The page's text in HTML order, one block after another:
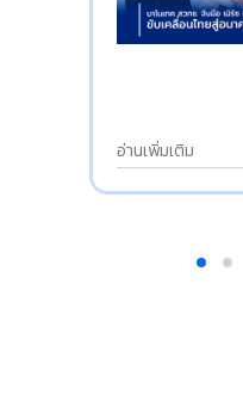
อ่านเพิ่มเติม